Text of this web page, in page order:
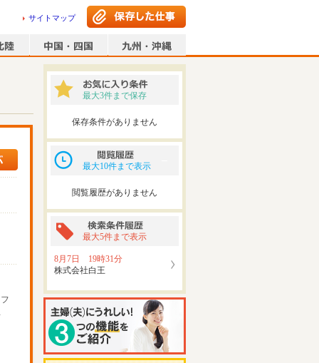
サイトマップ
最大3件まで保存
保存条件がありません
最大10件まで表示
閲覧履歴がありません
最大5件まで表示
8月7日 19時31分
株式会社白王